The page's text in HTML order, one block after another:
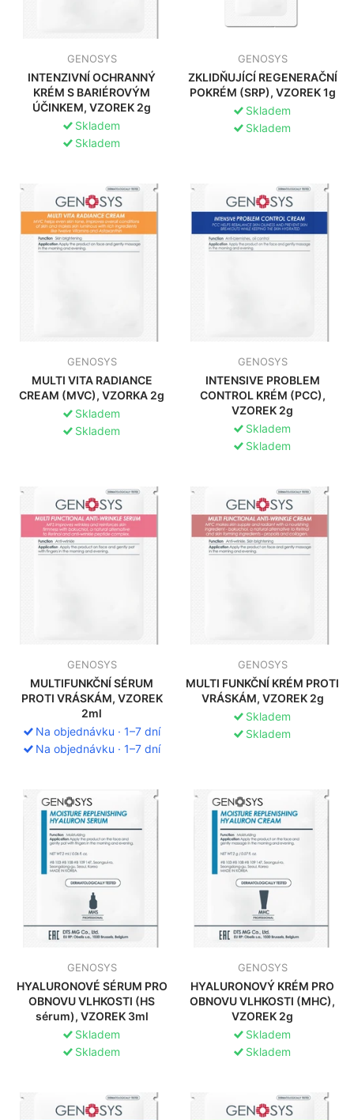
GENOSYS
INTENZIVNÍ OCHRANNÝ
KRÉM S BARIÉROVÝM
ÚČINKEM, VZOREK 2g
Skladem
Skladem
GENOSYS
ZKLIDŇUJÍCÍ REGENERAČNÍ
POKRÉM (SRP), VZOREK 1g
Skladem
Skladem
GENOSYS
MULTI VITA RADIANCE
CREAM (MVC), VZORKA 2g
Skladem
Skladem
GENOSYS
INTENSIVE PROBLEM
CONTROL KRÉM (PCC),
VZOREK 2g
Skladem
Skladem
GENOSYS
MULTIFUNKČNÍ SÉRUM
PROTI VRÁSKÁM, VZOREK
2ml
Na objednávku · 1–7 dní
Na objednávku · 1–7 dní
GENOSYS
MULTI FUNKČNÍ KRÉM PROTI
VRÁSKÁM, VZOREK 2g
Skladem
Skladem
GENOSYS
HYALURONOVÉ SÉRUM PRO
OBNOVU VLHKOSTI (HS
sérum), VZOREK 3ml
Skladem
Skladem
GENOSYS
HYALURONOVÝ KRÉM PRO
OBNOVU VLHKOSTI (MHC),
VZOREK 2g
Skladem
Skladem